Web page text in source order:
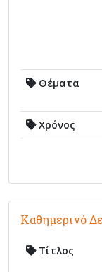
Θέματα
Χρόνος
Καθημερινό
Τίτλος